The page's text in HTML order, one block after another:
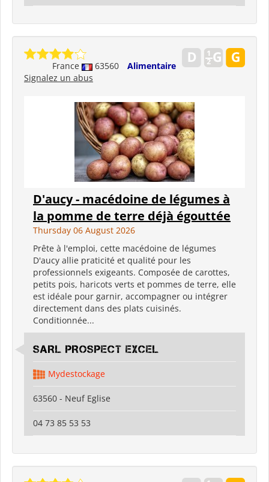
France 63560
Alimentaire
Signalez un abus
D'aucy - macédoine de légumes à
la pomme de terre déjà égouttée
Thursday 06 August 2026
Prête à l'emploi, cette macédoine de légumes
D'aucy allie praticité et qualité pour les
professionnels exigeants. Composée de carottes,
petits pois, haricots verts et pommes de terre, elle
est idéale pour garnir, accompagner ou intégrer
directement dans des plats cuisinés.
Conditionnée...
SARL PROSPECT EXCEL
Mydestockage
63560 - Neuf Eglise
04 73 85 53 53